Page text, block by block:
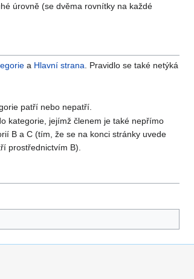
úrovně (se dvěma rovnítky na každé
a Hlavní strana . Pravidlo se také netýká
patří nebo nepatří.
kategorie, jejímž členem je také nepřímo
B a C (tím, že se na konci stránky uvede
prostřednictvím B).